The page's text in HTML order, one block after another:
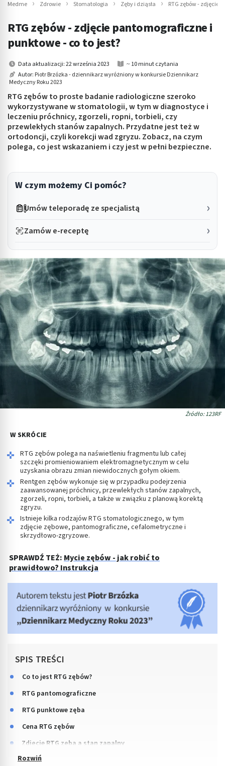
Medme Zdrowie Stomatologia Zęby i dziąsła RTG zębów - zdjęcie
RTG zębów - zdjęcie pantomograficzne i
punktowe - co to jest?
Data aktualizacji: 22 września 2023
~ 10 minut czytania
Autor: Piotr Brzózka - dziennikarz wyróżniony w konkursie Dziennikarz
Medyczny Roku 2023
RTG zębów to proste badanie radiologiczne szeroko
wykorzystywane w stomatologii, w tym w diagnostyce i
leczeniu próchnicy, zgorzeli, ropni, torbieli, czy
przewlekłych stanów zapalnych. Przydatne jest też w
ortodoncji, czyli korekcji wad zgryzu. Zobacz, na czym
polega, co jest wskazaniem i czy jest w pełni bezpieczne.
W czym możemy Ci pomóc?
Umów teleporadę ze specjalistą
Zamów e-receptę
Źródło: 123RF
W SKRÓCIE
RTG zębów polega na naświetleniu fragmentu lub całej
szczęki promieniowaniem elektromagnetycznym w celu
uzyskania obrazu zmian niewidocznych gołym okiem.
Rentgen zębów wykonuje się w przypadku podejrzenia
zaawansowanej próchnicy, przewlekłych stanów zapalnych,
zgorzeli, ropni, torbieli, a także w związku z planową korektą
zgryzu.
Istnieje kilka rodzajów RTG stomatologicznego, w tym
zdjęcie zębowe, pantomograficzne, cefalometryczne i
skrzydłowo-zgryzowe.
SPRAWDŹ TEŻ: Mycie zębów - jak robić to
prawidłowo? Instrukcja
SPIS TREŚCI
Co to jest RTG zębów?
RTG pantomograficzne
RTG punktowe zęba
Cena RTG zębów
Zdjęcie RTG zęba a stan zapalny